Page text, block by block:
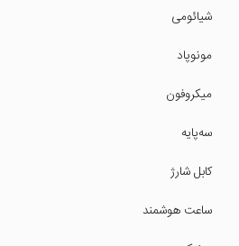
شیائومی
مونوپاد
میکروفون
سه‌پایه
کابل شارژ
ساعت هوشمند